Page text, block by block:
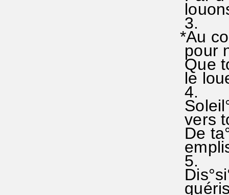
3.
*Au
pour
Que
le
4.
vers
De
5.